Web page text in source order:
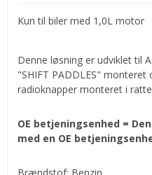
Kun til biler med 1,0L motor
Denne løsning er udviklet til
"SHIFT PADDLES"
radioknapper monteret i
OE betjeningsenhed =
med en OE